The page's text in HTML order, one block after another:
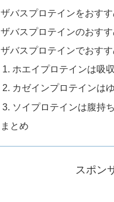
ザバスプロテインをおす
ザバスプロテインのおす
ザバスプロテインでおす
ホエイプロテインは吸
カゼインプロテインは
ソイプロテインは腹持
まとめ
スポン